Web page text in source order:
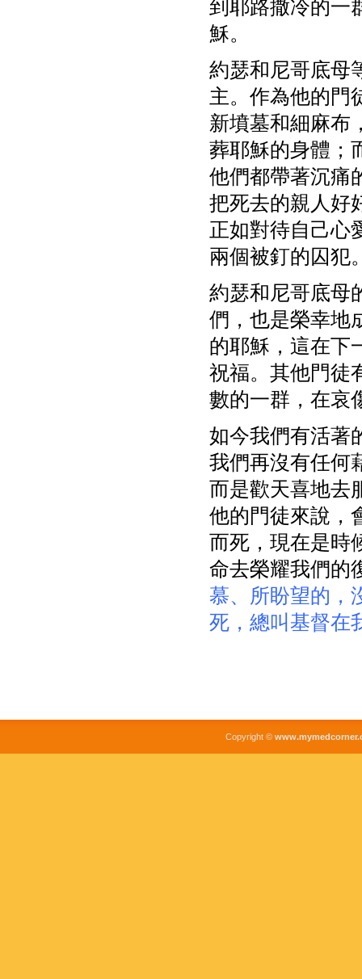
到耶路撒冷的一
穌。
約瑟和尼哥底母
主。作為他的門
新墳墓和細麻布
葬耶穌的身體；
他們都帶著沉痛
把死去的親人好
正如對待自己心
兩個被釘的囚犯
約瑟和尼哥底母
們，也是榮幸地
的耶穌，這在下
祝福。其他門徒
數的一群，在哀
如今我們有活著
我們再沒有任何
而是歡天喜地去
他的門徒來說，
而死，現在是時
命去榮耀我們的
慕、所盼望的，
死，總叫基督在
Copyright ©